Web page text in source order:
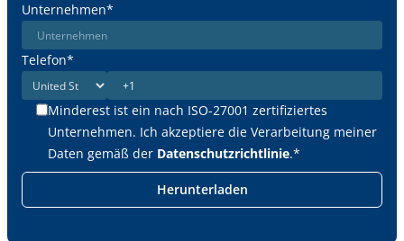
Unternehmen*
Telefon*
Minderest ist ein nach ISO-27001 zertifiziertes
Unternehmen. Ich akzeptiere die Verarbeitung meiner
Daten gemäß der Datenschutzrichtlinie.*